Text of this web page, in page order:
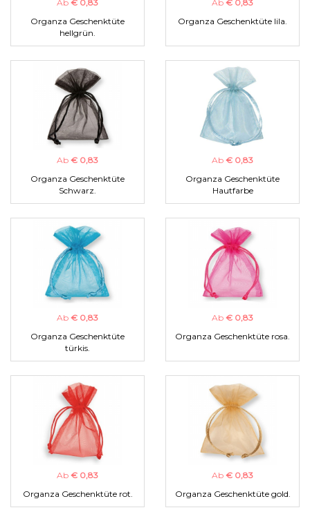
Ab € 0,83
Organza Geschenktüte
hellgrün.
Ab € 0,83
Organza Geschenktüte lila.
Ab € 0,83
Organza Geschenktüte
Schwarz.
Ab € 0,83
Organza Geschenktüte
Hautfarbe
Ab € 0,83
Organza Geschenktüte
türkis.
Ab € 0,83
Organza Geschenktüte rosa.
Ab € 0,83
Organza Geschenktüte rot.
Ab € 0,83
Organza Geschenktüte gold.